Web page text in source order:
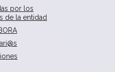
por los
de la entidad